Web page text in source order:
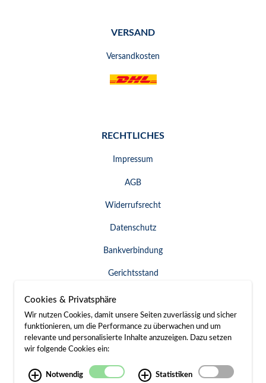
VERSAND
Versandkosten
RECHTLICHES
Impressum
AGB
Widerrufsrecht
Datenschutz
Bankverbindung
Gerichtsstand
Widerruf erklären
SERVICE & KONTAKT
Besuch / Anfahrt
Cookies & Privatsphäre
Wir nutzen Cookies, damit unsere Seiten zuverlässig und sicher
funktionieren, um die Performance zu überwachen und um
relevante und personalisierte Inhalte anzuzeigen. Dazu setzen
wir folgende Cookies ein:
Notwendig Statistiken